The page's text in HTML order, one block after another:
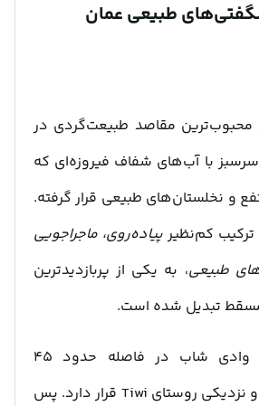
مقاصد طبیعت‌گردی در
با آب‌های شفاف فیروزه‌ای که
و نخلستان‌های طبیعی قرار گرفته.
ترکیب کم‌نظیرپیاده‌روی، ماجراجویی
طبیعی، به یکی از پربازدیدترین
تبدیل شده است.
وادی شاب در فاصله حدود ۴۵
دقیقه‌ای از مسقط و نزدیکی روستای Tiwi قرار دارد. پس